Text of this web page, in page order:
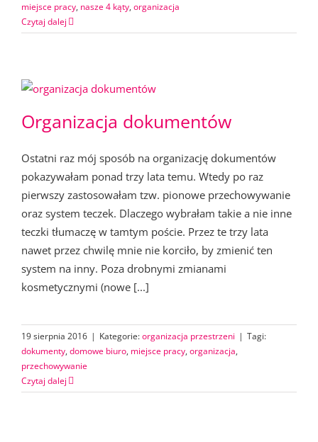
miejsce pracy, nasze 4 kąty, organizacja
Czytaj dalej
Organizacja dokumentów
Ostatni raz mój sposób na organizację dokumentów
pokazywałam ponad trzy lata temu. Wtedy po raz
pierwszy zastosowałam tzw. pionowe przechowywanie
oraz system teczek. Dlaczego wybrałam takie a nie inne
teczki tłumaczę w tamtym poście. Przez te trzy lata
nawet przez chwilę mnie nie korciło, by zmienić ten
system na inny. Poza drobnymi zmianami
kosmetycznymi (nowe [...]
19 sierpnia 2016 | Kategorie:organizacja przestrzeni | Tagi:
dokumenty, domowe biuro, miejsce pracy, organizacja,
przechowywanie
Czytaj dalej